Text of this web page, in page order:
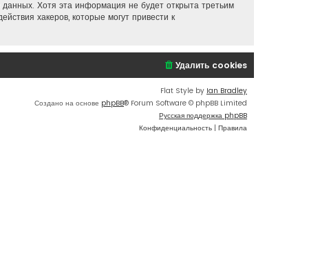
Хотя эта информация не будет открыта третьим
хакеров, которые могут привести к
Удалить cookies
Flat Style by Ian Bradley
Создано на основе phpBB® Forum Software © phpBB Limited
Русская поддержка phpBB
Конфиденциальность | Правила